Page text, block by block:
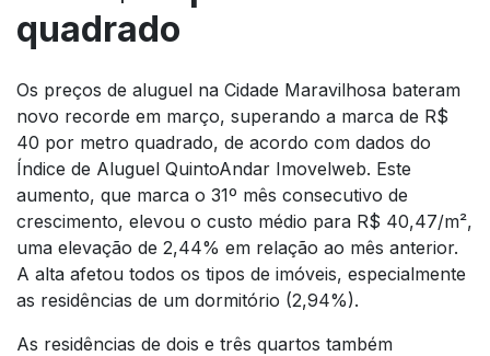
quadrado
Os preços de aluguel na Cidade Maravilhosa bateram
novo recorde em março, superando a marca de R$
40 por metro quadrado, de acordo com dados do
Índice de Aluguel QuintoAndar Imovelweb. Este
aumento, que marca o 31º mês consecutivo de
crescimento, elevou o custo médio para R$ 40,47/m²,
uma elevação de 2,44% em relação ao mês anterior.
A alta afetou todos os tipos de imóveis, especialmente
as residências de um dormitório (2,94%).
As residências de dois e três quartos também